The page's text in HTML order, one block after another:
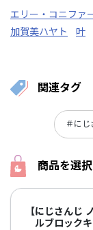
エリー・コニファ
加賀美ハヤト
叶
関連タグ
＃に
商品を選択
【にじさんじ
ルブロック